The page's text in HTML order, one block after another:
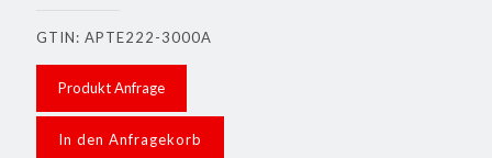
GTIN: APTE222-3000A
Produkt Anfrage
In den Anfragekorb